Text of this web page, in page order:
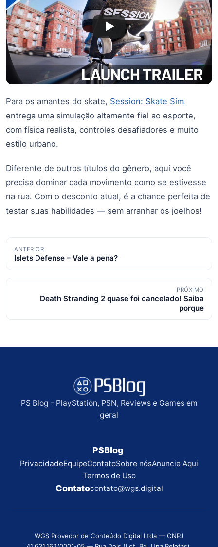
Para os amantes do skate, Session: Skate Sim
entrega uma simulação altamente fiel ao esporte,
com física realista, controles desafiadores e muito
estilo urbano.
Diferente de outros títulos do gênero, aqui você
precisa dominar cada movimento como se estivesse
na rua. Com o desconto atual, é a chance perfeita de
testar suas habilidades — sem arranhar os joelhos!
Navegação
de
posts
ANTERIOR
Islets Defense – Vale a pena?
PRÓXIMO
Death Stranding 2 quase foi cancelado! Saiba
porque
PS Blog - PlayStation, PSN, Reviews e Games em
geral
PSBlog
PrivacidadeEquipeContatoSobre nósAnuncie Aqui
Termos de Uso
Contatocontato@wgs.digital
WGS Provedor de Conteúdo Digital Ltda — CNPJ